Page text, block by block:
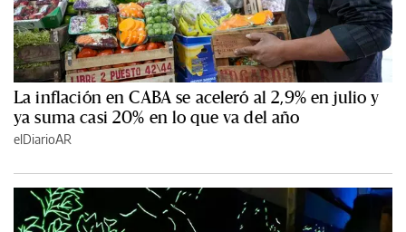
La inflación en CABA se aceleró al 2,9% en julio y
ya suma casi 20% en lo que va del año
elDiarioAR